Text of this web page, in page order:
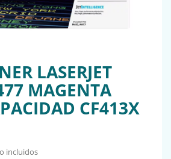
LASERJET
MAGENTA
CF413X
incluidos